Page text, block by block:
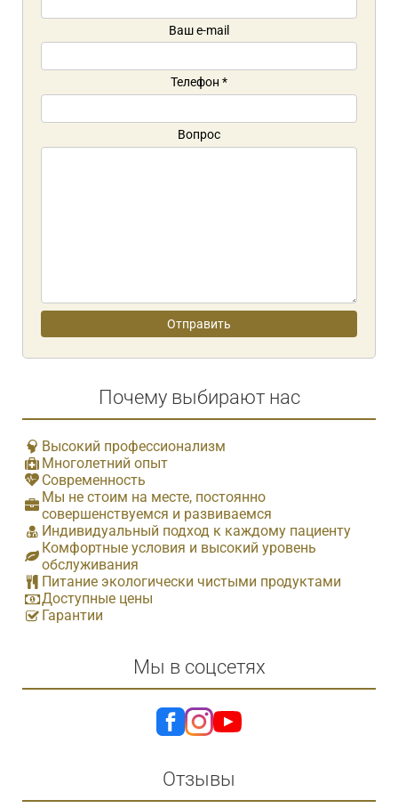
Ваш e-mail
Телефон *
Вопрос
Почему выбирают нас
Высокий профессионализм
Многолетний опыт
Современность
Мы не стоим на месте, постоянно
совершенствуемся и развиваемся
Индивидуальный подход к каждому пациенту
Комфортные условия и высокий уровень
обслуживания
Питание экологически чистыми продуктами
Доступные цены
Гарантии
Мы в соцсетях
Отзывы